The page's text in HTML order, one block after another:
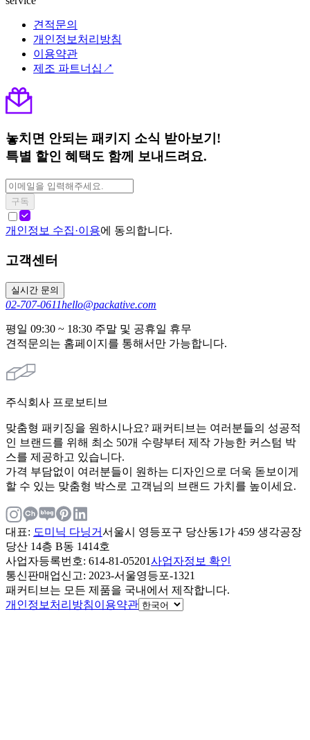
견적문의
개인정보처리방침
이용약관
제조 파트너십↗
놓치면 안되는 패키지 소식 받아보기!
특별 할인 혜택도 함께 보내드려요.
구독
개인정보 수집·이용에 동의합니다.
고객센터
실시간 문의
02-707-0611hello@packative.com
평일 09:30 ~ 18:30 주말 및 공휴일 휴무
견적문의는 홈페이지를 통해서만 가능합니다.
주식회사 프로보티브
맞춤형 패키징을 원하시나요? 패커티브는 여러분들의 성공적
인 브랜드를 위해 최소 50개 수량부터 제작 가능한 커스텀 박
스를 제공하고 있습니다.
가격 부담없이 여러분들이 원하는 디자인으로 더욱 돋보이게
할 수 있는 맞춤형 박스로 고객님의 브랜드 가치를 높이세요.
대표: 도미닉 다닝거서울시 영등포구 당산동1가 459 생각공장
당산 14층 B동 1414호
사업자등록번호: 614-81-05201사업자정보 확인
통신판매업신고: 2023-서울영등포-1321
패커티브는 모든 제품을 국내에서 제작합니다.
개인정보처리방침이용약관